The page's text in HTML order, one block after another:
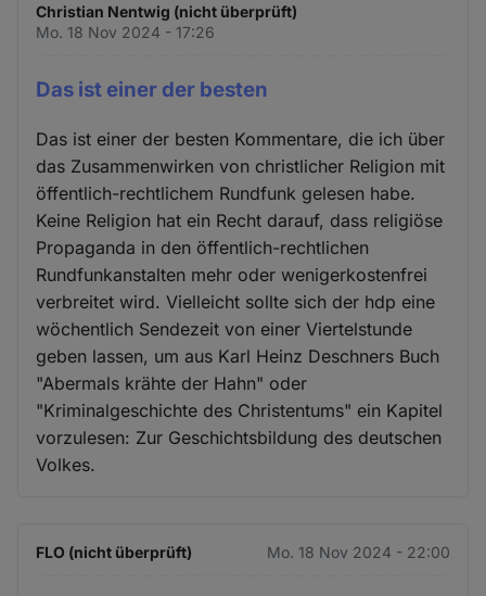
Christian Nentwig (nicht überprüft)
Mo. 18 Nov 2024 - 17:26
Das ist einer der besten
Das ist einer der besten Kommentare, die ich über
das Zusammenwirken von christlicher Religion mit
öffentlich-rechtlichem Rundfunk gelesen habe.
Keine Religion hat ein Recht darauf, dass religiöse
Propaganda in den öffentlich-rechtlichen
Rundfunkanstalten mehr oder wenigerkostenfrei
verbreitet wird. Vielleicht sollte sich der hdp eine
wöchentlich Sendezeit von einer Viertelstunde
geben lassen, um aus Karl Heinz Deschners Buch
"Abermals krähte der Hahn" oder
"Kriminalgeschichte des Christentums" ein Kapitel
vorzulesen: Zur Geschichtsbildung des deutschen
Volkes.
FLO (nicht überprüft) Mo. 18 Nov 2024 - 22:00